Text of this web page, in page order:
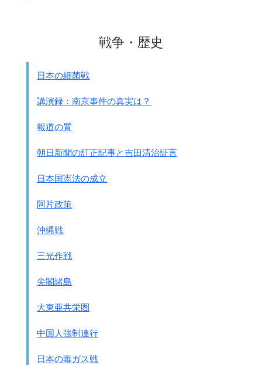
戦争・歴史
日本の細菌戦
講演録：南京事件の真実は？
報道の質
朝日新聞の訂正記事と吉田清治証言
日本国憲法の成立
阿片政策
沖縄戦
三光作戦
尖閣諸島
大東亜共栄圏
中国人強制連行
日本の毒ガス戦